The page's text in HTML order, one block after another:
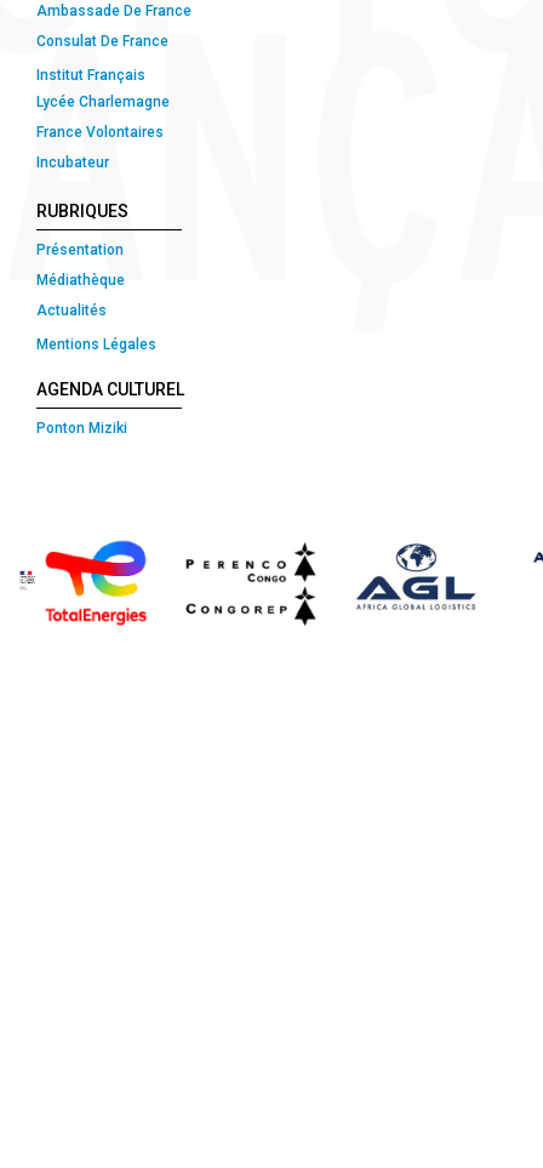
Ambassade De France
Consulat De France
Institut Français
Lycée Charlemagne
France Volontaires
Incubateur
RUBRIQUES
Présentation
Médiathèque
Actualités
Mentions Légales
AGENDA CULTUREL
Ponton Miziki